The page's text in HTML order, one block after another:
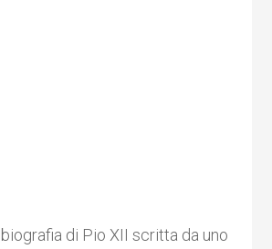
di Pio XII scritta da uno